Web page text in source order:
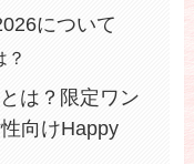
について
？
は？限定ワン
向けHappy